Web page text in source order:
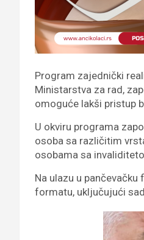
Program zajednički
Ministarstva za rad,
omoguće lakši pristup
U okviru programa
osoba sa različitim
osobama sa
Na ulazu u
formatu, uključujući